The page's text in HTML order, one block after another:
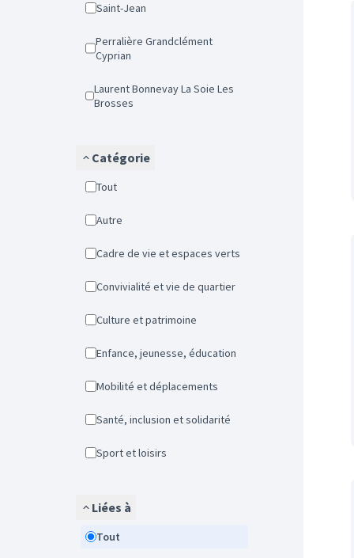
Saint-Jean
Perralière Grandclément
Cyprian
Laurent Bonnevay La Soie Les
Brosses
Catégorie
Tout
Autre
Cadre de vie et espaces verts
Convivialité et vie de quartier
Culture et patrimoine
Enfance, jeunesse, éducation
Mobilité et déplacements
Santé, inclusion et solidarité
Sport et loisirs
Liées à
Tout